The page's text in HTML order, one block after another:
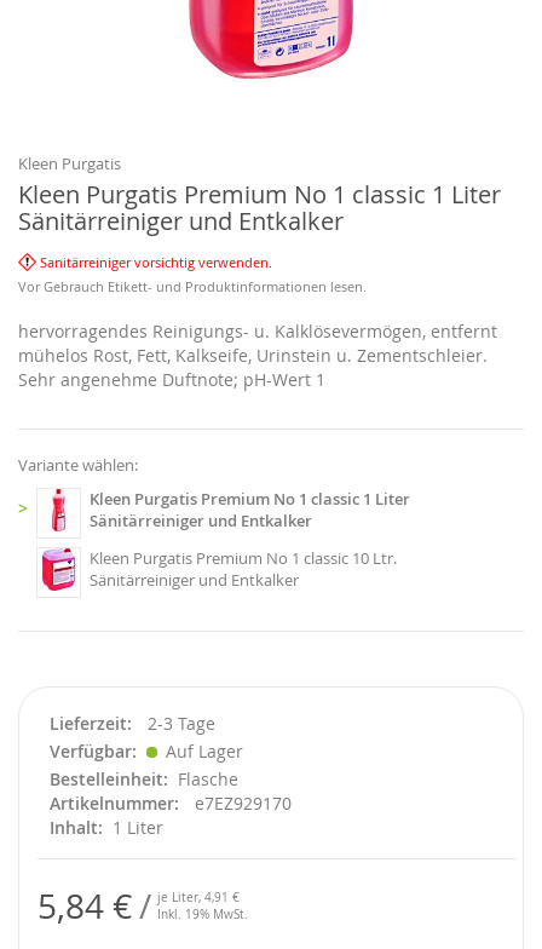
Bildgalerie
springen
Kleen Purgatis
Kleen Purgatis Premium No 1 classic 1 Liter
Sänitärreiniger und Entkalker
Sanitärreiniger vorsichtig verwenden.
Vor Gebrauch Etikett- und Produktinformationen lesen.
hervorragendes Reinigungs- u. Kalklösevermögen, entfernt
mühelos Rost, Fett, Kalkseife, Urinstein u. Zementschleier.
Sehr angenehme Duftnote; pH-Wert 1
Variante wählen:
>
Kleen Purgatis Premium No 1 classic 1 Liter
Sänitärreiniger und Entkalker
Kleen Purgatis Premium No 1 classic 10 Ltr.
Sänitärreiniger und Entkalker
Lieferzeit
2-3 Tage
Verfügbar
Auf Lager
Bestelleinheit
Flasche
Artikelnummer
e7EZ929170
Inhalt
1 Liter
5,84 € je Liter, 4,91 €
Inkl. 19% MwSt.